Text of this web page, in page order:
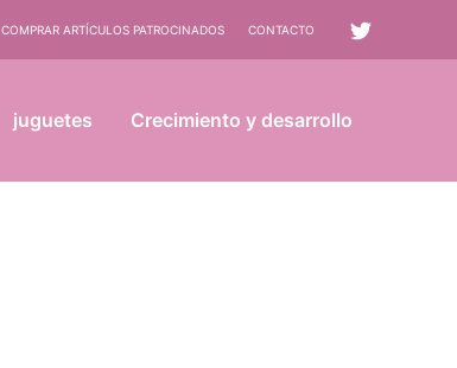
COMPRAR ARTÍCULOS PATROCINADOS CONTACTO
juguetes Crecimiento y desarrollo